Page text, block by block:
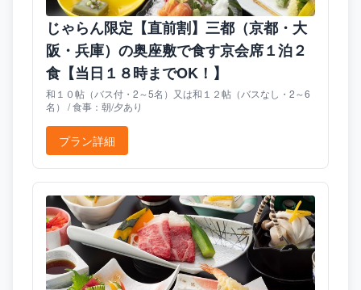
じゃらん限定【直前割】三都（京都・大
阪・兵庫）の奥座敷で食す京会席１泊２
食【当日１８時までOK！】
和１０帖（バス付・2～5名）又は和１２帖（バスなし・2～6
名） / 食事：朝/夕あり
プラン詳細